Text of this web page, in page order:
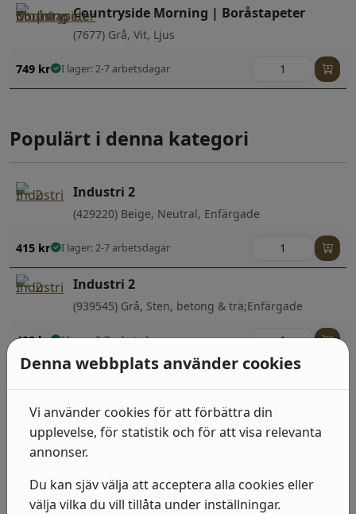
Countryside Morning | Boråstapeter
(7677) Grå, Vit, Ljus
749 kr I lager: 2-7 arbetsdagar
Populärt i denna kategori
Industri 2
(429220) Beige, Neutral, Enfärgade
415 kr I lager: 2-7 arbetsdagar
Industri 2
(939545) Grå, Sten, betong & trä;Enfärgade
492kr I lager: 2-7 arbetsdagar
Industri 2
492kr I lager: 2-7 arbetsdagar
(475029) Grå, Sten, betong & trä
Denna webbplats använder cookies
Vi använder cookies för att förbättra din
upplevelse, för statistik och för att visa relevanta
annonser.
Du kan sjäv välja att acceptera alla cookies eller
välja vilka du vill tillåta under inställningar.